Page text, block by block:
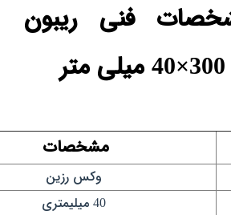
فنی ریبون
مشخصات
وکس رزین
40 میلیمتری